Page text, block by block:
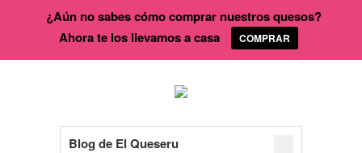
Blog de El Queseru
¿Aún no sabes cómo comprar nuestros quesos?
Ahora te los llevamos a casa
COMPRAR